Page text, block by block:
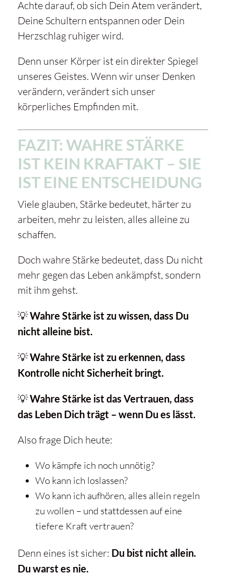
Achte darauf, ob sich Dein Atem verändert,
Deine Schultern entspannen oder Dein
Herzschlag ruhiger wird.
Denn unser Körper ist ein direkter Spiegel
unseres Geistes. Wenn wir unser Denken
verändern, verändert sich unser
körperliches Empfinden mit.
FAZIT: WAHRE STÄRKE
IST KEIN KRAFTAKT – SIE
IST EINE ENTSCHEIDUNG
Viele glauben, Stärke bedeutet, härter zu
arbeiten, mehr zu leisten, alles alleine zu
schaffen.
Doch wahre Stärke bedeutet, dass Du nicht
mehr gegen das Leben ankämpfst, sondern
mit ihm gehst.
💡Wahre Stärke ist zu wissen, dass Du
nicht alleine bist.
💡Wahre Stärke ist zu erkennen, dass
Kontrolle nicht Sicherheit bringt.
💡Wahre Stärke ist das Vertrauen, dass
das Leben Dich trägt – wenn Du es lässt.
Also frage Dich heute:
Wo kämpfe ich noch unnötig?
Wo kann ich loslassen?
Wo kann ich aufhören, alles allein regeln
zu wollen – und stattdessen auf eine
tiefere Kraft vertrauen?
Denn eines ist sicher: Du bist nicht allein.
Du warst es nie.